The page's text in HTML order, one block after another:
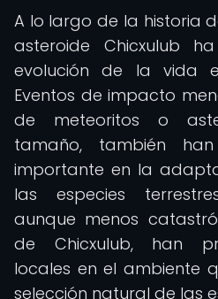
A lo largo de la historia
asteroide Chicxulub
evolución de la vida
Eventos de impacto
de meteoritos o
tamaño, también
importante en la
las especies
aunque menos
de Chicxulub, han
locales en el ambiente
selección natural de las